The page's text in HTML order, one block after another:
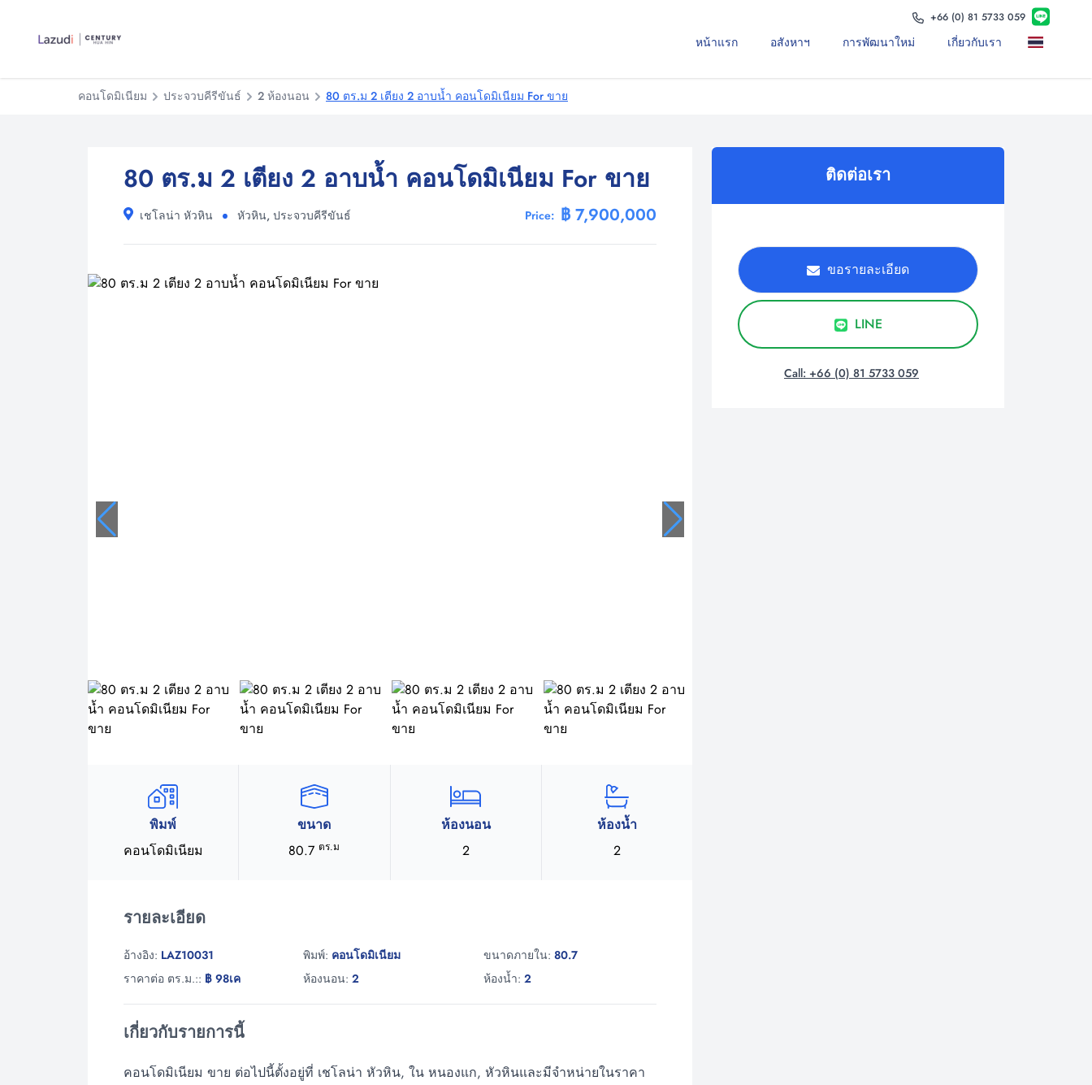
+66 (0) 81 5733 059
หน้าแรก อสังหาฯ การพัฒนาใหม่ เกี่ยวกับเรา
คอนโดมิเนียม ประจวบคีรีขันธ์ 2 ห้องนอน 80 ตร.ม 2 เตียง 2 อาบน้ำ คอนโดมิเนียม For ขาย
80 ตร.ม 2 เตียง 2 อาบน้ำ คอนโดมิเนียม For ขาย
เชโลน่า หัวหิน หัวหิน, ประจวบคีรีขันธ์ Price: ฿ 7,900,000
พิมพ์
คอนโดมิเนียม
ขนาด
80.7ตร.ม
ห้องนอน
2
ห้องน้ำ
2
รายละเอียด
อ้างอิง: LAZ10031 พิมพ์: คอนโดมิเนียม ขนาดภายใน: 80.7
ราคาต่อ ตร.ม.:: ฿ 98เค ห้องนอน: 2 ห้องน้ำ: 2
เกี่ยวกับรายการนี้
คอนโดมิเนียม ขาย ต่อไปนี้ตั้งอยู่ที่ เชโลน่า หัวหิน, ใน หนองแก, หัวหินและมีจำหน่ายในราคา
ติดต่อเรา
ขอรายละเอียด
LINE
Call: +66 (0) 81 5733 059